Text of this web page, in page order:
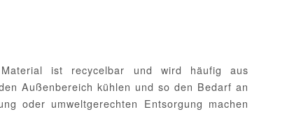
ist recycelbar und wird häufig aus
Außenbereich kühlen und so den Bedarf an
oder umweltgerechten Entsorgung machen